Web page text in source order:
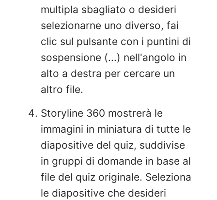
multipla sbagliato o desideri
selezionarne uno diverso, fai
clic sul pulsante con i puntini di
sospensione (...) nell'angolo in
alto a destra per cercare un
altro file.
Storyline 360 mostrerà le
immagini in miniatura di tutte le
diapositive del quiz, suddivise
in gruppi di domande in base al
file del quiz originale. Seleziona
le diapositive che desideri